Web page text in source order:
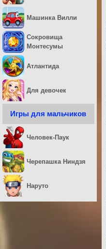
Машинка Вилли
Сокровища
Монтесумы
Атлантида
Для девочек
Игры для мальчиков
Человек-Паук
Черепашка Ниндзя
Наруто